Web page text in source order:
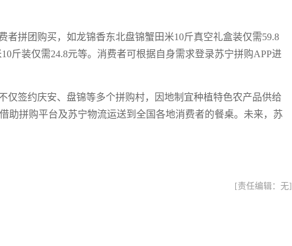
者拼团购买，如龙锦香东北盘锦蟹田米10斤真空礼盒装仅需59.8
斤装仅需24.8元等。消费者可根据自身需求登录苏宁拼购APP进
仅签约庆安、盘锦等多个拼购村，因地制宜种植特色农产品供给
助拼购平台及苏宁物流运送到全国各地消费者的餐桌。未来，苏
[责任编辑：无]